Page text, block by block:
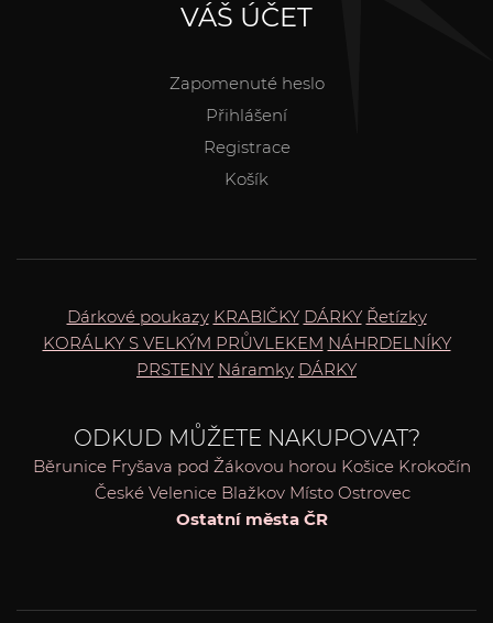
VÁŠ ÚČET
Zapomenuté heslo
Přihlášení
Registrace
Košík
Dárkové poukazy KRABIČKY DÁRKY Řetízky
KORÁLKY S VELKÝM PRŮVLEKEM NÁHRDELNÍKY
PRSTENY Náramky DÁRKY
ODKUD MŮŽETE NAKUPOVAT?
Běrunice Fryšava pod Žákovou horou Košice Krokočín
České Velenice Blažkov Místo Ostrovec
Ostatní města ČR